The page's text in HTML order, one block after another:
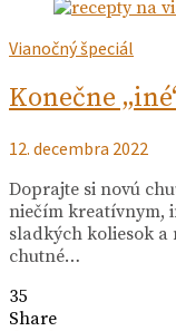
Vianočný špeciál
Konečne
12. decembra 2022
Doprajte si novú
niečím kreatívnym,
sladkých koliesok a
chutné…
35
Share